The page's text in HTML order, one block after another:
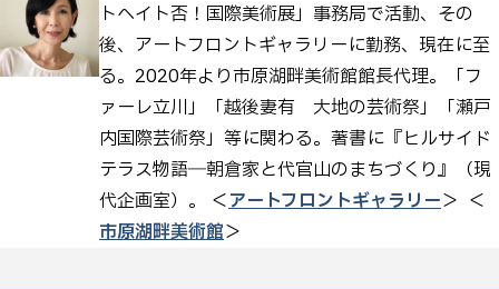
トヘイト否！国際美術展」事務局で活動、その
後、アートフロントギャラリーに勤務、現在に至
る。2020年より市原湖畔美術館館長代理。「フ
ァーレ立川」「越後妻有 大地の芸術祭」「瀬戸
内国際芸術祭」等に関わる。著書に『ヒルサイド
テラス物語―朝倉家と代官山のまちづくり』（現
代企画室）。 ＜アートフロントギャラリー＞ ＜
市原湖畔美術館＞